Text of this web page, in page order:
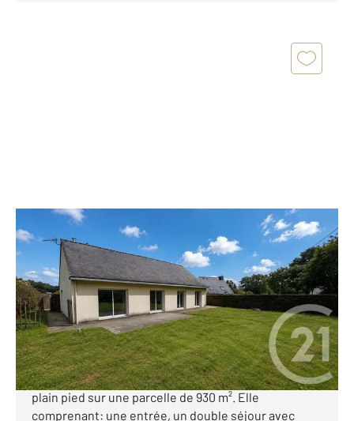
PLOEREN 56
131 m2, 5 pièces
Ref : 3565
Maison à vendre
394 000 €
PLOEREN - PETITE SUISSE Aux portes de Vannes
dans un quartier calme maison d'environ 130 m² de
plain pied sur une parcelle de 930 m². Elle
comprenant: une entrée, un double séjour avec